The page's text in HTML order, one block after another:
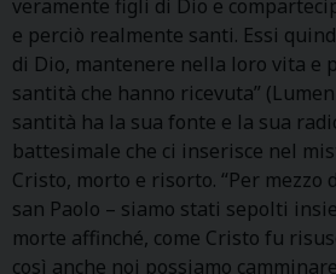
veramente figli di Dio e
e perciò realmente santi. Essi
di Dio, mantenere nella loro vita e
santità che hanno ricevuta”
santità ha la sua fonte e la sua
battesimale che ci inserisce nel
Cristo, morto e risorto. “Per mezzo
san Paolo – siamo stati sepolti
morte affinché, come Cristo fu
così anche noi possiamo